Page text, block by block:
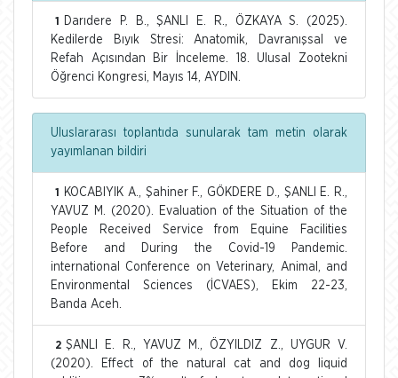
1
Darıdere P. B., ŞANLI E. R., ÖZKAYA S. (2025).
Kedilerde Bıyık Stresi: Anatomik, Davranışsal ve
Refah Açısından Bir İnceleme. 18. Ulusal Zootekni
Öğrenci Kongresi, Mayıs 14, AYDIN.
Uluslararası toplantıda sunularak tam metin olarak
yayımlanan bildiri
1
KOCABIYIK A., Şahiner F., GÖKDERE D., ŞANLI E. R.,
YAVUZ M. (2020). Evaluation of the Situation of the
People Received Service from Equine Facilities
Before and During the Covid-19 Pandemic.
international Conference on Veterinary, Animal, and
Environmental Sciences (İCVAES), Ekim 22-23,
Banda Aceh.
2 ŞANLI E. R., YAVUZ M., ÖZYILDIZ Z., UYGUR V.
(2020). Effect of the natural cat and dog liquid